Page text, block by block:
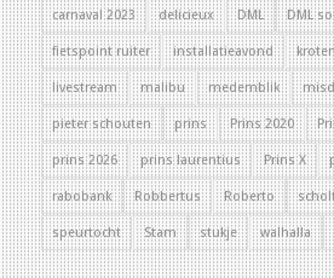
carnaval 2023 delicieux DML DML
fietspoint ruiter installatieavond
livestream malibu medemblik
pieter schouten prins Prins 2020
prins 2026 prins laurentius Prins X
rabobank Robbertus Roberto
speurtocht Stam stukje walhalla